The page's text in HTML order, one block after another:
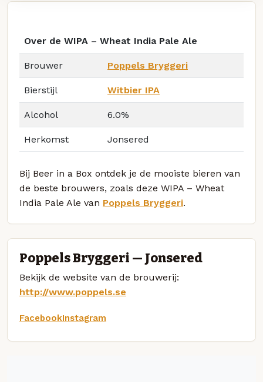
Over de WIPA – Wheat India Pale Ale
Brouwer Poppels Bryggeri
Bierstijl Witbier IPA
Alcohol 6.0%
Herkomst Jonsered
Bij Beer in a Box ontdek je de mooiste bieren van
de beste brouwers, zoals deze WIPA – Wheat
India Pale Ale van Poppels Bryggeri.
Poppels Bryggeri — Jonsered
Bekijk de website van de brouwerij:
http://www.poppels.se
FacebookInstagram